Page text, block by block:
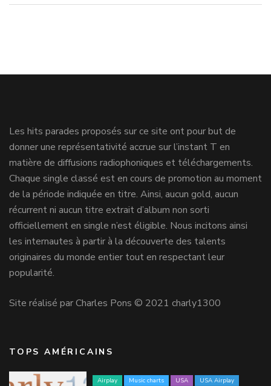
Les hits parades proposés sur ce site ont pour but de
donner une représentativité accrue sur l’instant T en
matière de diffusions radiophoniques et téléchargements.
Chaque single classé est en cours de promotion au moment
de la période indiquée en titre. Ainsi, aucun gold, aucun
récurrent ni aucun titre extrait d’album non sorti
officiellement en single n’est éligible. Nous incitons ainsi
les internautes à partir à la découverte des talents
originaires du monde entier tout en respectant leur
popularité.
Site réalisé par Charles Pons © 2021 charly1300
TOPS AMÉRICAINS
Airplay Music charts USA USA Airplay